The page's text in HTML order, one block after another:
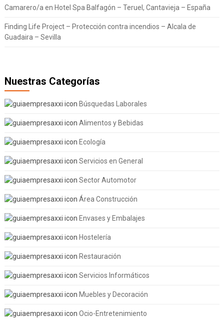
Camarero/a en Hotel Spa Balfagón – Teruel, Cantavieja – España
Finding Life Project – Protección contra incendios – Alcala de
Guadaira – Sevilla
Nuestras Categorías
Búsquedas Laborales
Alimentos y Bebidas
Ecología
Servicios en General
Sector Automotor
Área Construcción
Envases y Embalajes
Hostelería
Restauración
Servicios Informáticos
Muebles y Decoración
Ocio-Entretenimiento